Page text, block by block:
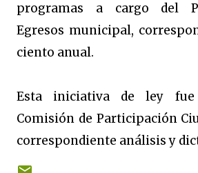
programas a cargo del
Egresos municipal,
ciento anual.
Esta iniciativa de ley
Comisión de Participación
correspondiente análisis y